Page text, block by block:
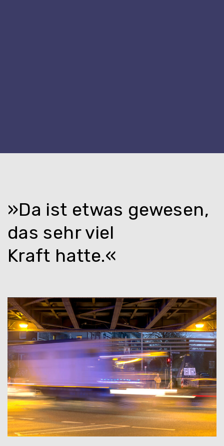
»Da ist etwas gewesen,
das sehr viel
Kraft hatte.«